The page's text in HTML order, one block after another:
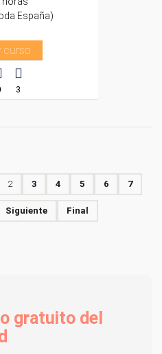
España)
curso
3
2 3 4 5 6 7
Siguiente Final
gratuito del